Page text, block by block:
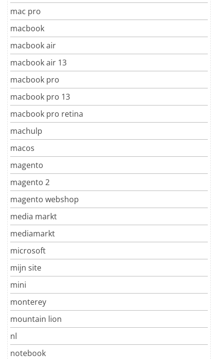
mac pro
macbook
macbook air
macbook air 13
macbook pro
macbook pro 13
macbook pro retina
machulp
macos
magento
magento 2
magento webshop
media markt
mediamarkt
microsoft
mijn site
mini
monterey
mountain lion
nl
notebook